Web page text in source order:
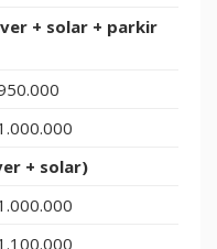
+ solar + parkir
+ solar)